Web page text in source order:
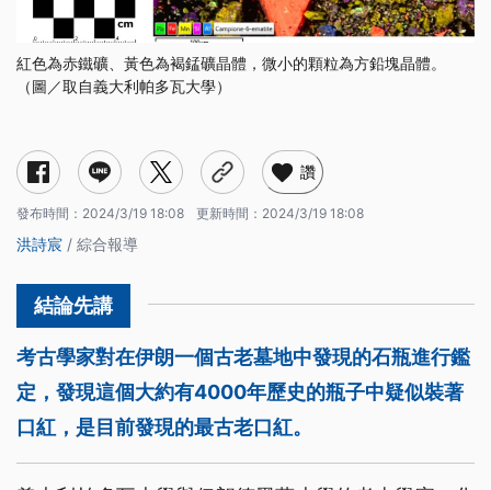
紅色為赤鐵礦、黃色為褐錳礦晶體，微小的顆粒為方鉛塊晶體。
（圖／取自義大利帕多瓦大學）
讚
發布時間： 2024/3/19 18:08 更新時間： 2024/3/19 18:08
洪詩宸 / 綜合報導
考古學家對在伊朗一個古老墓地中發現的石瓶進行鑑
定，發現這個大約有4000年歷史的瓶子中疑似裝著
口紅，是目前發現的最古老口紅。